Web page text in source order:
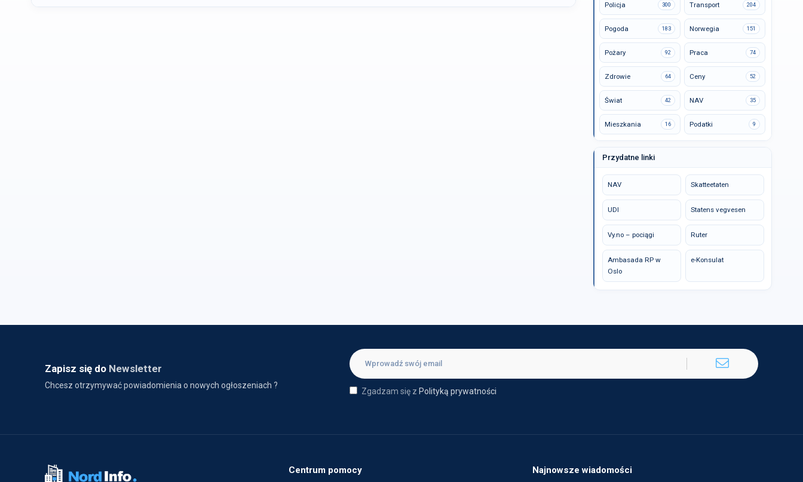
Policja 300 Transport 204
Pogoda 183 Norwegia 151
Pożary 92 Praca 74
Zdrowie 64 Ceny 52
Świat 42 NAV 35
Mieszkania 16 Podatki 9
Przydatne linki
NAV Skatteetaten
UDI Statens vegvesen
Vy.no – pociągi Ruter
Ambasada RP w
Oslo
e-Konsulat
Zapisz się do Newsletter
Chcesz otrzymywać powiadomienia o nowych ogłoszeniach ?
Zgadzam się z Polityką prywatności
Centrum pomocy Najnowsze wiadomości